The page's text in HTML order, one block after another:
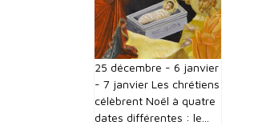
25 décembre - 6 janvier
- 7 janvier Les chrétiens
célèbrent Noël à quatre
dates différentes : le...